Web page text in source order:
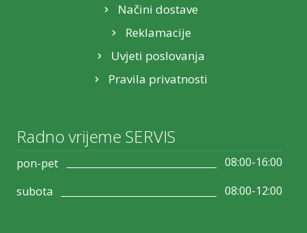
Načini dostave
Reklamacije
Uvjeti poslovanja
Pravila privatnosti
Radno vrijeme SERVIS
pon-pet
08:00-16:00
subota
08:00-12:00